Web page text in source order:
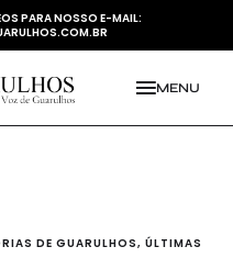
PARA NOSSO E-MAIL:
MENU
DE GUARULHOS, ÚLTIMAS